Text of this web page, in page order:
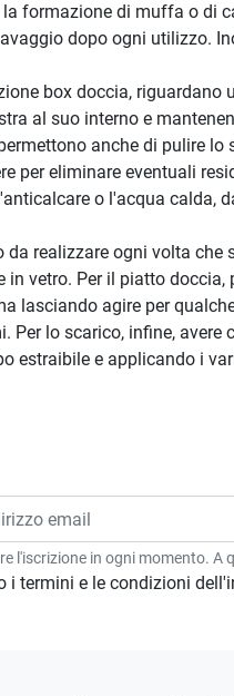
formazione di muffa o di
dopo ogni utilizzo.
box doccia, riguardano
al suo interno e
anche di pulire
per eliminare eventuali
o l'acqua calda,
realizzare ogni volta
vetro. Per il piatto
lasciando agire per
Per lo scarico, infine,
estraibile e applicando i
l'iscrizione in ogni momento. A
i termini e le condizioni